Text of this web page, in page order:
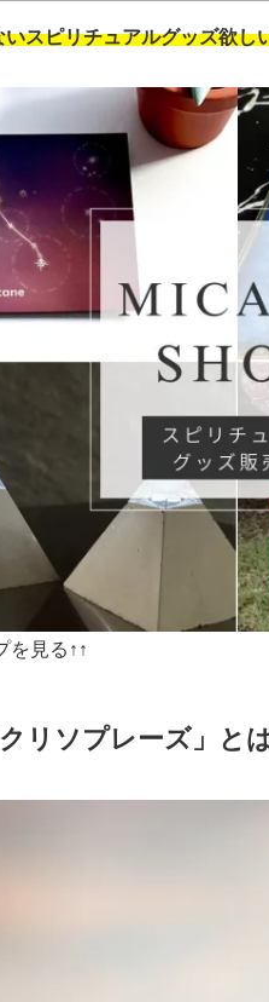
スピリチュアルグッズ欲
を見る↑↑
リソプレーズ」と